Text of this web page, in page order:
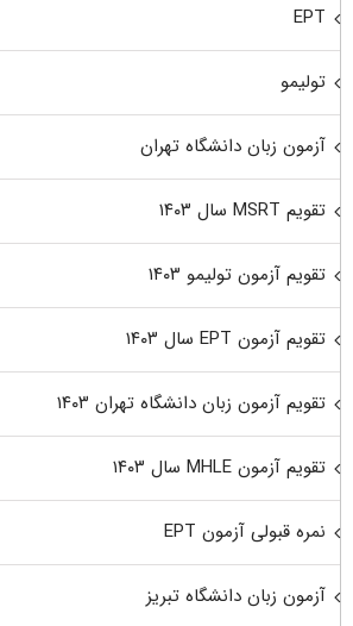
EPT
تولیمو
آزمون زبان دانشگاه تهران
تقویم MSRT سال ۱۴۰۳
تقویم آزمون تولیمو ۱۴۰۳
تقویم آزمون EPT سال ۱۴۰۳
تقویم آزمون زبان دانشگاه تهران ۱۴۰۳
تقویم آزمون MHLE سال ۱۴۰۳
نمره قبولی آزمون EPT
آزمون زبان دانشگاه تبریز